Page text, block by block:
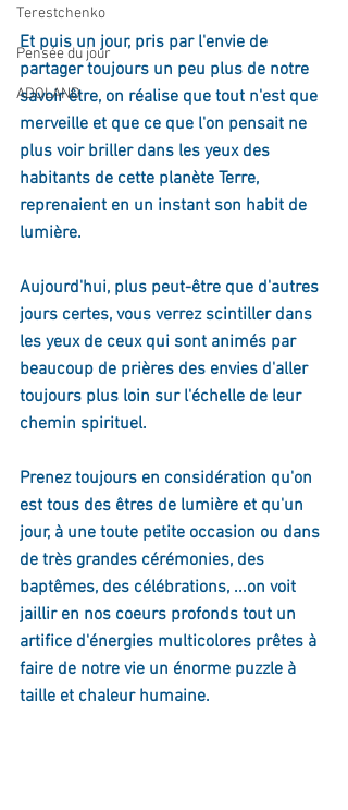
Terestchenko
Pensée du jour
ADOLAND
Et puis un jour, pris par l'envie de
partager toujours un peu plus de notre
savoir être, on réalise que tout n'est que
merveille et que ce que l'on pensait ne
plus voir briller dans les yeux des
habitants de cette planète Terre,
reprenaient en un instant son habit de
lumière.
Aujourd'hui, plus peut-être que d'autres
jours certes, vous verrez scintiller dans
les yeux de ceux qui sont animés par
beaucoup de prières des envies d'aller
toujours plus loin sur l'échelle de leur
chemin spirituel.
Prenez toujours en considération qu'on
est tous des êtres de lumière et qu'un
jour, à une toute petite occasion ou dans
de très grandes cérémonies, des
baptêmes, des célébrations, ...on voit
jaillir en nos coeurs profonds tout un
artifice d'énergies multicolores prêtes à
faire de notre vie un énorme puzzle à
taille et chaleur humaine.